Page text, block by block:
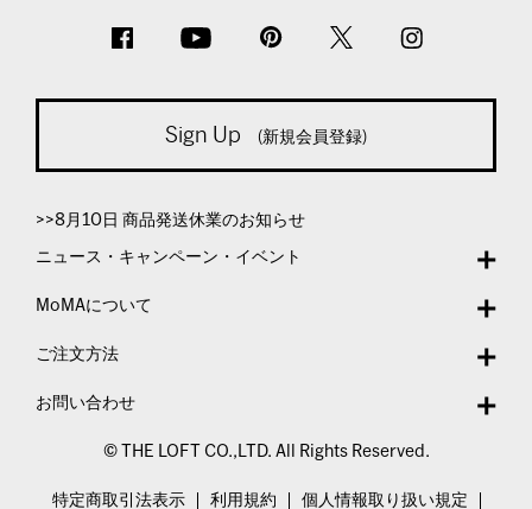
Sign Up (新規会員登録)
>>8月10日 商品発送休業のお知らせ
ニュース・キャンペーン・イベント
MoMAについて
ご注文方法
お問い合わせ
© THE LOFT CO.,LTD. All Rights Reserved.
特定商取引法表示 利用規約 個人情報取り扱い規定